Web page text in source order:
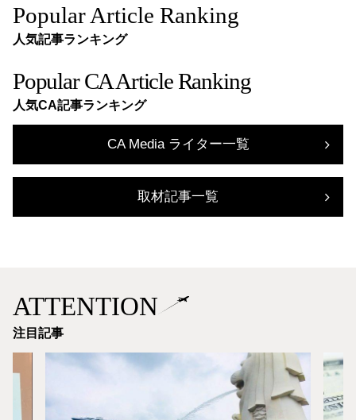
Popular Article Ranking
人気記事ランキング
Popular CA Article Ranking
人気CA記事ランキング
CA Media ライター一覧
取材記事一覧
ATTENTION
注目記事